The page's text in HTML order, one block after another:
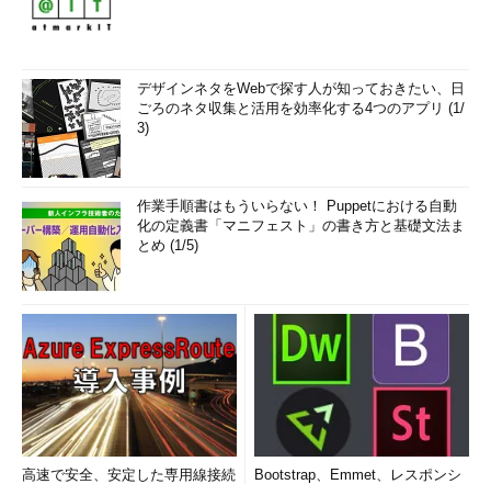
デザインネタをWebで探す人が知っておきたい、日
ごろのネタ収集と活用を効率化する4つのアプリ (1/
3)
作業手順書はもういらない！ Puppetにおける自動
化の定義書「マニフェスト」の書き方と基礎文法ま
とめ (1/5)
高速で安全、安定した専用線接続
Bootstrap、Emmet、レスポンシ